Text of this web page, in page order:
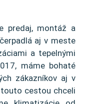
predaj, montáž a
aj v meste
a tepelnými
máme bohaté
zákazníkov aj v
cestou chceli